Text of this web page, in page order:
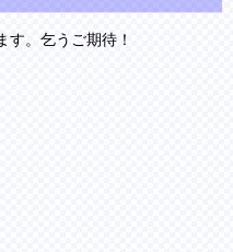
。乞うご期待！